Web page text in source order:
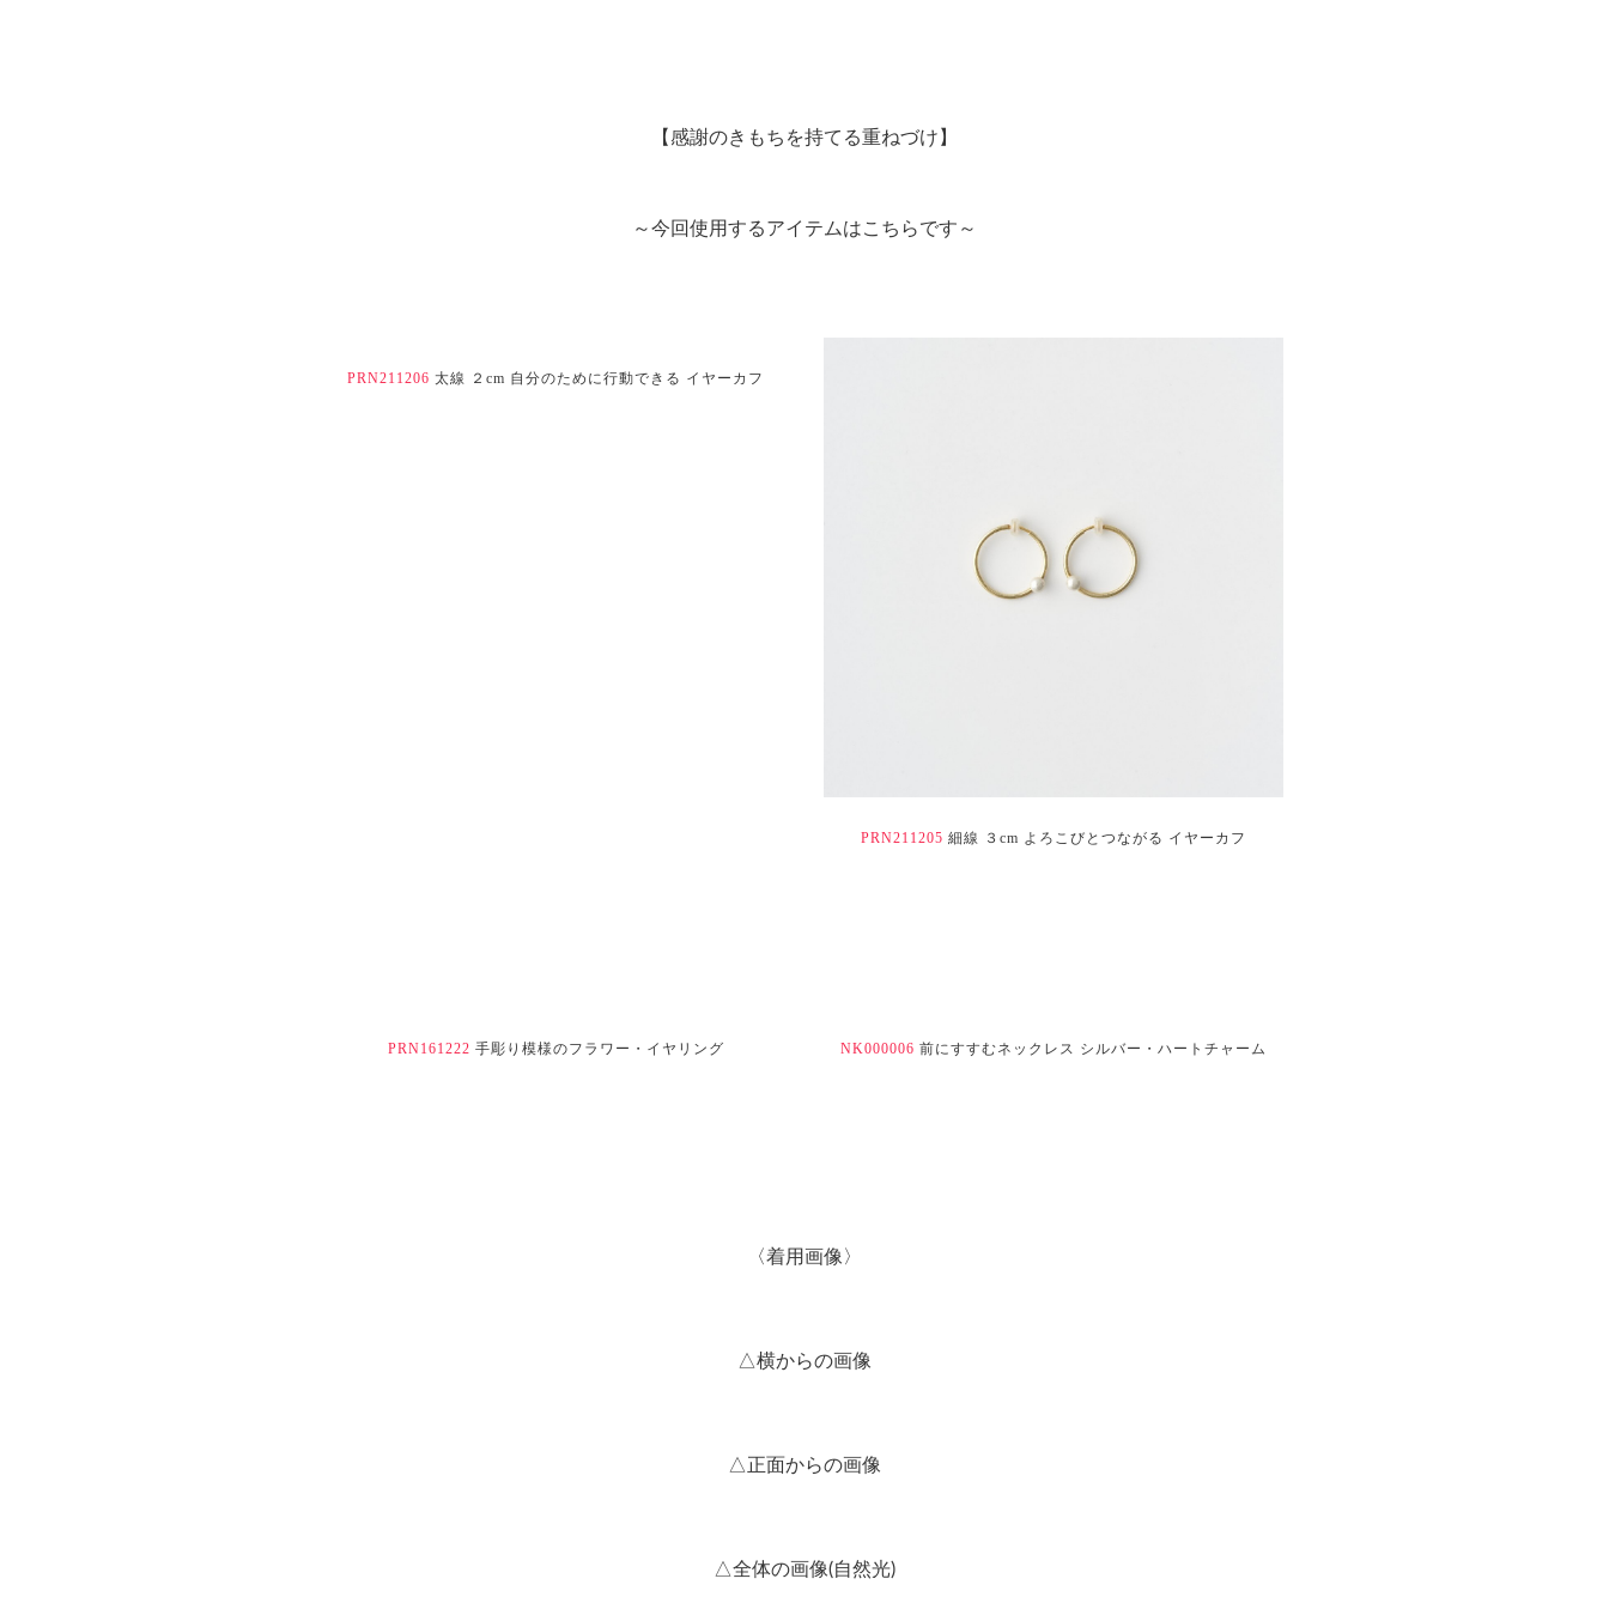
【感謝のきもちを持てる重ねづけ】
～今回使用するアイテムはこちらです～
PRN211206 太線 ２cm 自分のために行動できる イヤーカフ
PRN211205 細線 ３cm よろこびとつながる イヤーカフ
PRN161222 手彫り模様のフラワー・イヤリング NK000006 前にすすむネックレス シルバー・ハートチャーム
〈着用画像〉
△横からの画像
△正面からの画像
△全体の画像(自然光)